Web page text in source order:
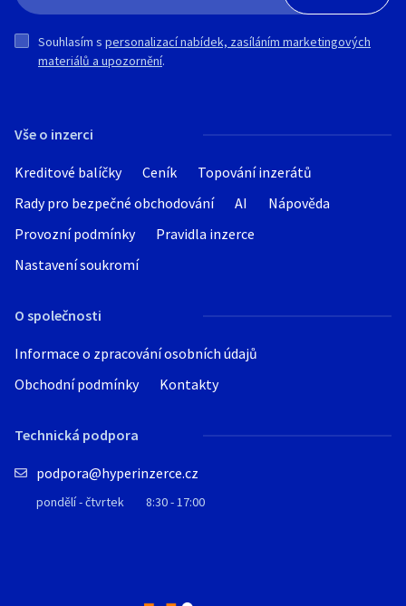
Vše o inzerci
Kreditové balíčky Ceník
Topování inzerátů
Rady pro bezpečné obchodování
AI
Nápověda
Provozní podmínky
Pravidla inzerce
Nastavení soukromí
O společnosti
Informace o zpracování osobních údajů
Obchodní podmínky
Kontakty
Technická podpora
podpora@hyperinzerce.cz
pondělí - čtvrtek 8:30 - 17:00
Souhlasím s personalizací nabídek, zasíláním marketingových
materiálů a upozornění.